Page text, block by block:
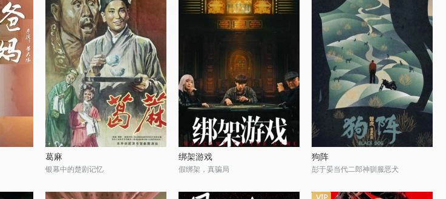
葛麻
银幕中的楚剧记忆
绑架游戏
假绑架，真骗局
狗阵
彭于晏当代二郎神驯服恶犬